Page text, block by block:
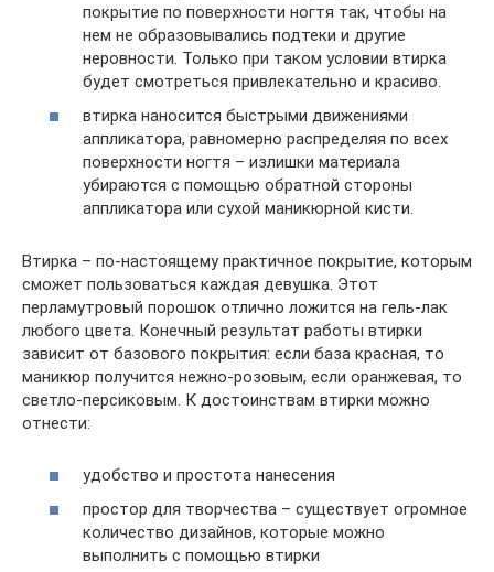
покрытие по поверхности ногтя так, чтобы на
нем не образовывались подтеки и другие
неровности. Только при таком условии втирка
будет смотреться привлекательно и красиво.
втирка наносится быстрыми движениями
аппликатора, равномерно распределяя по всех
поверхности ногтя – излишки материала
убираются с помощью обратной стороны
аппликатора или сухой маникюрной кисти.
Втирка – по-настоящему практичное покрытие, которым
сможет пользоваться каждая девушка. Этот
перламутровый порошок отлично ложится на гель-лак
любого цвета. Конечный результат работы втирки
зависит от базового покрытия: если база красная, то
маникюр получится нежно-розовым, если оранжевая, то
светло-персиковым. К достоинствам втирки можно
отнести:
удобство и простота нанесения
простор для творчества – существует огромное
количество дизайнов, которые можно
выполнить с помощью втирки